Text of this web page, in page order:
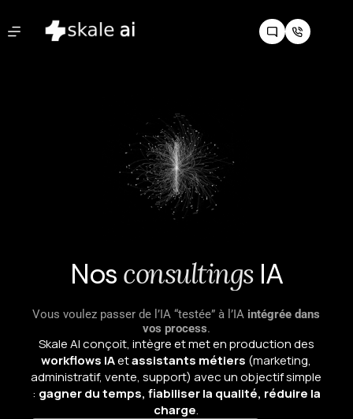
Nos consultings IA
Vous voulez passer de l’IA “testée” à l’IA intégrée dans
vos process.
Skale AI conçoit, intègre et met en production des
workflows IAetassistants métiers (marketing,
administratif, vente, support) avec un objectif simple
: gagner du temps, fiabiliser la qualité, réduire la
charge.